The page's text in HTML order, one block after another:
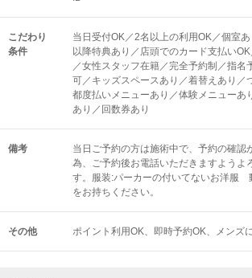
こだわり
条件
当日受付OK／2名以上の利用OK／個室
以降特典あり／店頭でのカード支払い
／女性スタッフ在籍／完全予約制／指名
可／キッズスペースあり／着替えあり／
都度払いメニューあり／体験メニューあ
あり／回数券あり
備考
当日ご予約の方は施術中で、予約の確認
為、ご予約後お電話いただきますようよ
す。服装:パーカーの付いてないお洋
をお持ちください。
その他 ポイント利用OK 即時予約OK メンズ